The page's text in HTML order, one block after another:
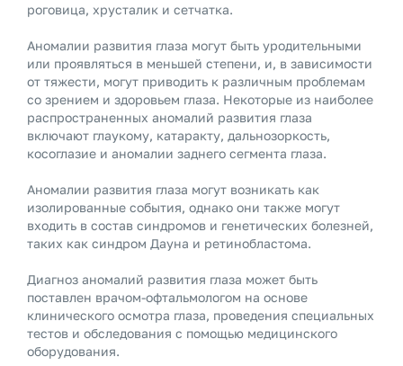
роговица, хрусталик и сетчатка.
Аномалии развития глаза могут быть уродительными
или проявляться в меньшей степени, и, в зависимости
от тяжести, могут приводить к различным проблемам
со зрением и здоровьем глаза. Некоторые из наиболее
распространенных аномалий развития глаза
включают глаукому, катаракту, дальнозоркость,
косоглазие и аномалии заднего сегмента глаза.
Аномалии развития глаза могут возникать как
изолированные события, однако они также могут
входить в состав синдромов и генетических болезней,
таких как синдром Дауна и ретинобластома.
Диагноз аномалий развития глаза может быть
поставлен врачом-офтальмологом на основе
клинического осмотра глаза, проведения специальных
тестов и обследования с помощью медицинского
оборудования.